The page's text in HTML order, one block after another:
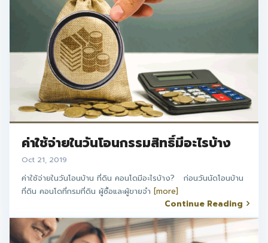
ค่าใช้จ่ายในวันโอนกรรมสิทธิ์มีอะไรบ้าง
Oct 21, 2019
ค่าใช้จ่ายในวันโอนบ้าน ที่ดิน คอนโดมีอะไรบ้าง? ก่อนวันนัดโอนบ้าน
ที่ดิน คอนโดที่กรมที่ดิน ผู้ซื้อและผู้ขายจำ [more]
Continue Reading